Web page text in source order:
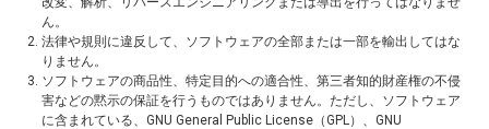
ん。
法律や規則に違反して、ソフトウェアの全部または一部を輸出してはな
りません。
ソフトウェアの商品性、特定目的への適合性、第三者知的財産権の不侵
害などの黙示の保証を行うものではありません。ただし、ソフトウェア
に含まれている、GNU General Public License（GPL）、GNU